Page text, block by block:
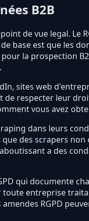
B2B
de vue legal.
base est que les
la prospection
sites web
respecter leur
vous avez
dans leurs
des scrapers
a des
qui documente
entreprise
RGPD